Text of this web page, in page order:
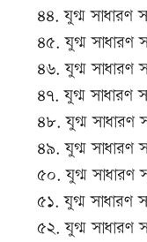
৪৪. যুগ্ম সাধারণ
৪৫. যুগ্ম
৪৬. যুগ্ম সাধারণ
৪৭. যুগ্ম সাধারণ
৪৮. যুগ্ম
৪৯. যুগ্ম
৫০. যুগ্ম সাধারণ
৫১. যুগ্ম সাধারণ
৫২. যুগ্ম সাধারণ